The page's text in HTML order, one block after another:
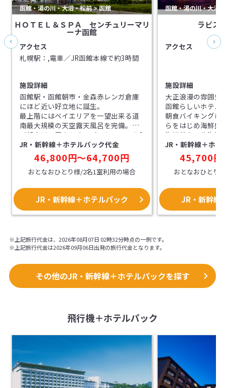
函館・湯の川・大沼・松前 > 函館
ＨＯＴＥＬ＆ＳＰＡ センチュリーマリ
ーナ函館
アクセス
札幌駅：,電車／JR函館本線で約3時間
施設詳細
函館駅・函館朝市・金森赤レンガ倉庫
にほど近い好立地に誕生。
最上階にはベイエリアを一望出来る道
南最大規模の天空露天風呂を完備。
ご朝食は、巨大なオープンキッチンを2
箇所に備え、野菜と玄米を中心とした
「体にやさしいお食事」を函館ならで
はのお料理で提供します。
JR・新幹線＋ホテルパック代金
46,800円～64,700円
おとなおひとり様/2名1室利用の場合
JR・新幹線＋ホテルパック
函館・湯の川・大沼
ラビス
アクセス
施設詳細
大正浪漫の雰囲気
函館らしいホテル
朝食バイキングは
らをはじめ海鮮盛
海鮮丼や、北海道
和洋メニュー多彩
JR・新幹線＋ホ
45,700
おとなおひとり
JR・新幹線
※上記旅行代金は、2026年08月07日 02時32分時点の一例です。
※上記旅行代金は2026年09月06日出発の旅行代金となります。
その他のJR・新幹線＋ホテルパックを探す
飛行機＋ホテルパック